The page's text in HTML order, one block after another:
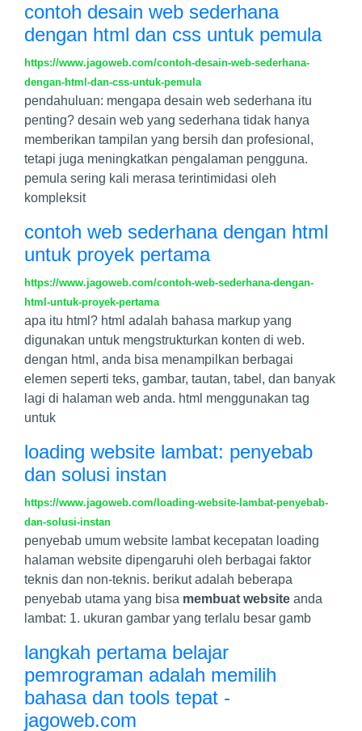
contoh desain web sederhana
dengan html dan css untuk pemula
https://www.jagoweb.com/contoh-desain-web-sederhana-
dengan-html-dan-css-untuk-pemula
pendahuluan: mengapa desain web sederhana itu
penting? desain web yang sederhana tidak hanya
memberikan tampilan yang bersih dan profesional,
tetapi juga meningkatkan pengalaman pengguna.
pemula sering kali merasa terintimidasi oleh
kompleksit
contoh web sederhana dengan html
untuk proyek pertama
https://www.jagoweb.com/contoh-web-sederhana-dengan-
html-untuk-proyek-pertama
apa itu html? html adalah bahasa markup yang
digunakan untuk mengstrukturkan konten di web.
dengan html, anda bisa menampilkan berbagai
elemen seperti teks, gambar, tautan, tabel, dan banyak
lagi di halaman web anda. html menggunakan tag
untuk
loading website lambat: penyebab
dan solusi instan
https://www.jagoweb.com/loading-website-lambat-penyebab-
dan-solusi-instan
penyebab umum website lambat kecepatan loading
halaman website dipengaruhi oleh berbagai faktor
teknis dan non-teknis. berikut adalah beberapa
penyebab utama yang bisa membuat website anda
lambat: 1. ukuran gambar yang terlalu besar gamb
langkah pertama belajar
pemrograman adalah memilih
bahasa dan tools tepat -
jagoweb.com